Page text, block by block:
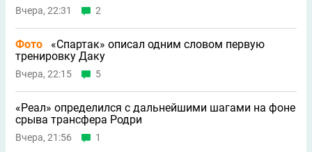
Вчера, 22:31 2
Фото
«Спартак» описал одним словом первую
тренировку Даку
Вчера, 22:15 5
«Реал» определился с дальнейшими шагами на фоне
срыва трансфера Родри
Вчера, 21:56 1